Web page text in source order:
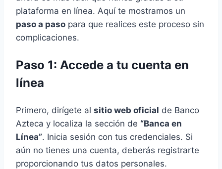
plataforma en línea. Aquí te mostramos un
paso a paso para que realices este proceso sin
complicaciones.
Paso 1: Accede a tu cuenta en
línea
Primero, dirígete al sitio web oficial de Banco
Azteca y localiza la sección de “Banca en
Línea”. Inicia sesión con tus credenciales. Si
aún no tienes una cuenta, deberás registrarte
proporcionando tus datos personales.